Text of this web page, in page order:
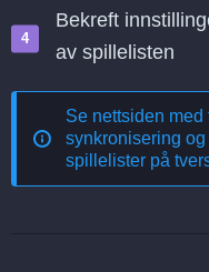
Bekreft
av spillelisten
Se nettsiden med
synkronisering
spillelister på